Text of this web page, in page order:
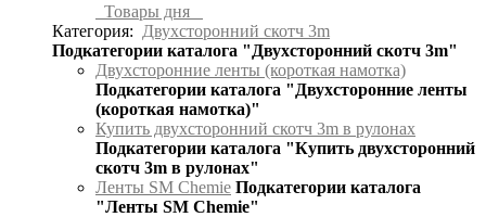
Товары дня
Категория:
Двухсторонний скотч 3m
Подкатегории каталога "Двухсторонний скотч 3m"
Двухсторонние ленты (короткая намотка)
Подкатегории каталога "Двухсторонние ленты
(короткая намотка)"
Купить двухсторонний скотч 3m в рулонах
Подкатегории каталога "Купить двухсторонний
скотч 3m в рулонах"
Ленты SM Chemie Подкатегории каталога
"Ленты SM Chemie"